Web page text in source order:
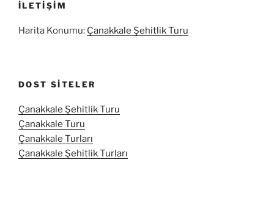
İLETIŞIM
Harita Konumu: Çanakkale Şehitlik Turu
DOST SITELER
Çanakkale Şehitlik Turu
Çanakkale Turu
Çanakkale Turları
Çanakkale Şehitlik Turları